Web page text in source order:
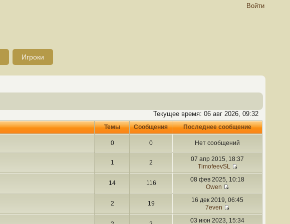
Войти
Игроки
Текущее время: 06 авг 2026, 09:32
Темы Сообщения Последнее сообщение
0 0 Нет сообщений
1 2
07 апр 2015, 18:37
TimofeevSL
14 116
08 фев 2025, 10:18
Owen
2 19
16 дек 2019, 06:45
7even
03 июн 2023, 15:34